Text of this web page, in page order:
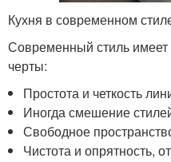
Кухня в современном
Современный стиль
черты:
Простота и четкость
Иногда смешение
Свободное
Чистота и опрятность,